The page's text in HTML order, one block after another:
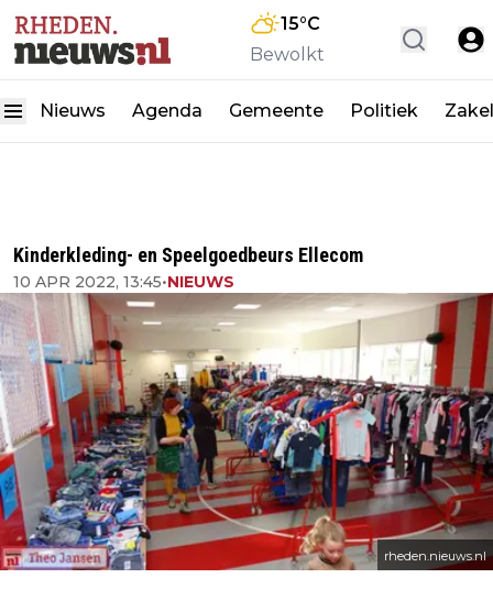
15°C
Bewolkt
Nieuws Agenda Gemeente Politiek
Kinderkleding- en Speelgoedbeurs Ellecom
10 APR 2022, 13:45•NIEUWS
rheden.nieuws.nl